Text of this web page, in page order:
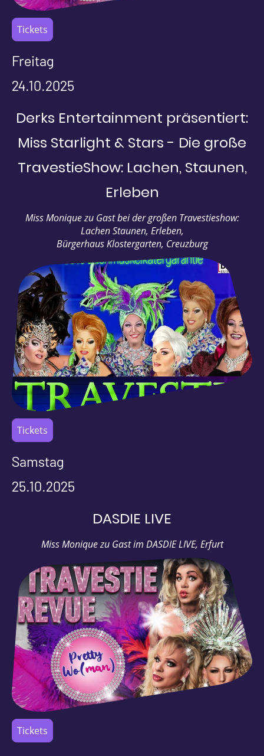
Tickets
Freitag
24.10.2025
Derks Entertainment präsentiert:
Miss Starlight & Stars - Die große
TravestieShow: Lachen, Staunen,
Erleben
Miss Monique zu Gast bei der großen Travestieshow:
Lachen Staunen, Erleben,
Bürgerhaus Klostergarten, Creuzburg
Tickets
Samstag
25.10.2025
DASDIE LIVE
Miss Monique zu Gast im DASDIE LIVE, Erfurt
Tickets